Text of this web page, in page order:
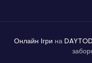
Онлайн Ігри на